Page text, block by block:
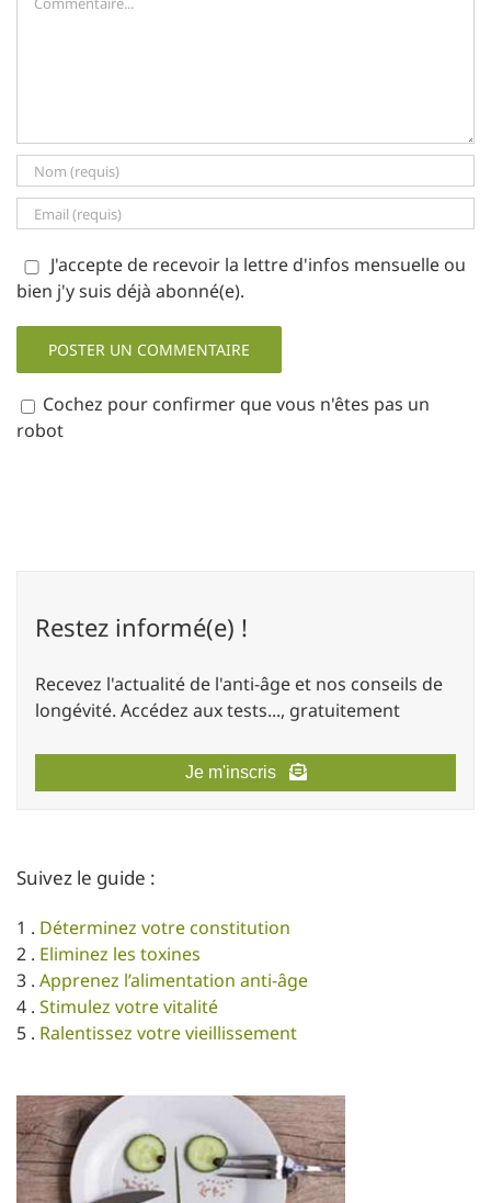
J'accepte de recevoir la lettre d'infos mensuelle ou
bien j'y suis déjà abonné(e).
Cochez pour confirmer que vous n'êtes pas un
robot
Restez informé(e) !
Recevez l'actualité de l'anti-âge et nos conseils de
longévité. Accédez aux tests..., gratuitement
Je m'inscris
Suivez le guide :
1 . Déterminez votre constitution
2 . Eliminez les toxines
3 . Apprenez l’alimentation anti-âge
4 . Stimulez votre vitalité
5 . Ralentissez votre vieillissement